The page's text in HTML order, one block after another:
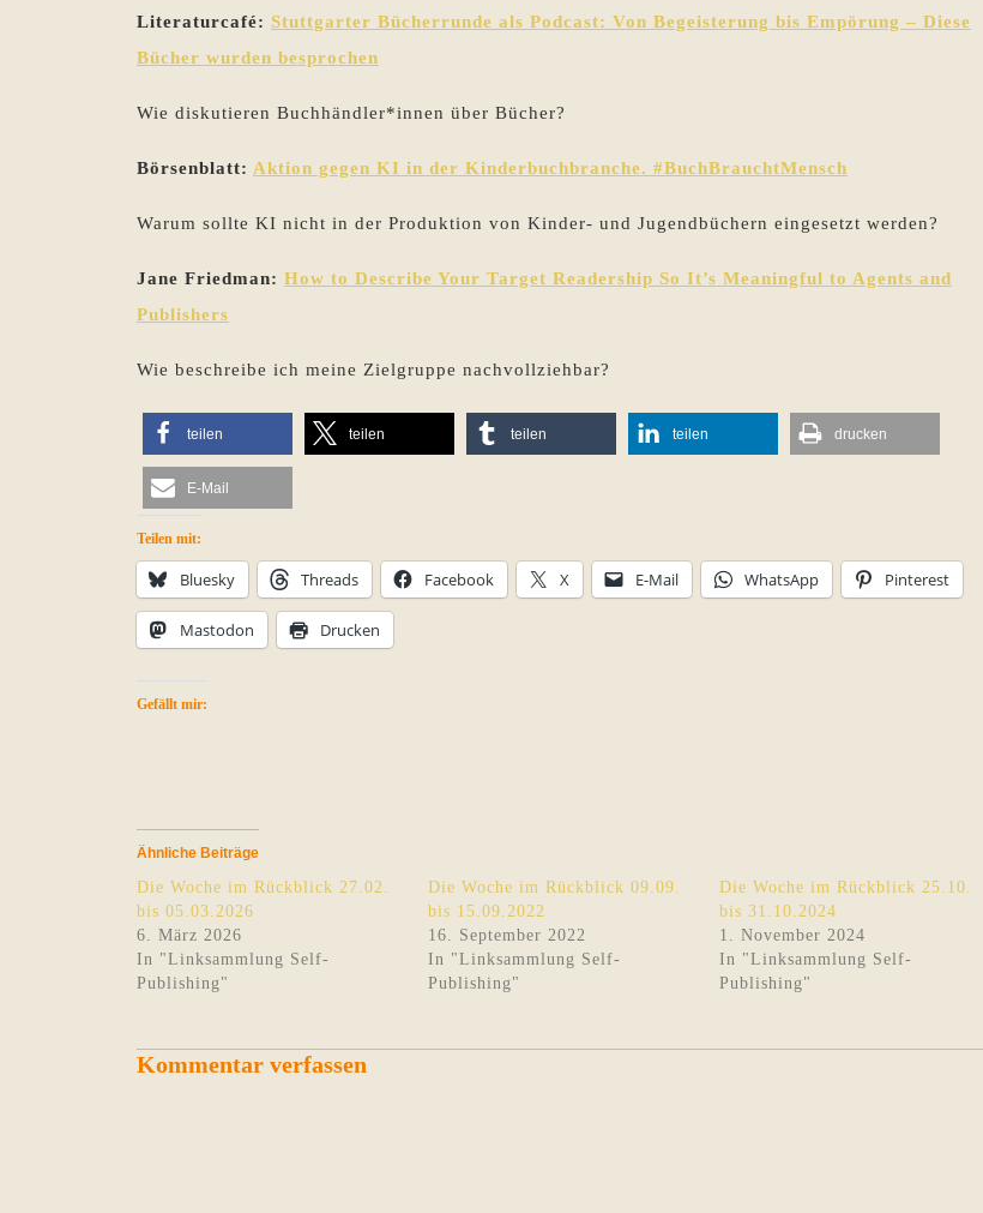
Literaturcafé: Stuttgarter Bücherrunde als Podcast: Von Begeisterung bis Empörung – Diese
Bücher wurden besprochen
Wie diskutieren Buchhändler*innen über Bücher?
Börsenblatt: Aktion gegen KI in der Kinderbuchbranche. #BuchBrauchtMensch
Warum sollte KI nicht in der Produktion von Kinder- und Jugendbüchern eingesetzt werden?
Jane Friedman: How to Describe Your Target Readership So It’s Meaningful to Agents and
Publishers
Wie beschreibe ich meine Zielgruppe nachvollziehbar?
teilen teilen teilen teilen drucken
E-Mail
Teilen mit:
Bluesky Threads Facebook X E-Mail WhatsApp Pinterest
Mastodon Drucken
Gefällt mir:
Ähnliche Beiträge
Die Woche im Rückblick 27.02.
bis 05.03.2026
6. März 2026
In "Linksammlung Self-
Publishing"
Die Woche im Rückblick 09.09.
bis 15.09.2022
16. September 2022
In "Linksammlung Self-
Publishing"
Die Woche im Rückblick 25.10.
bis 31.10.2024
1. November 2024
In "Linksammlung Self-
Publishing"
Kommentar verfassen